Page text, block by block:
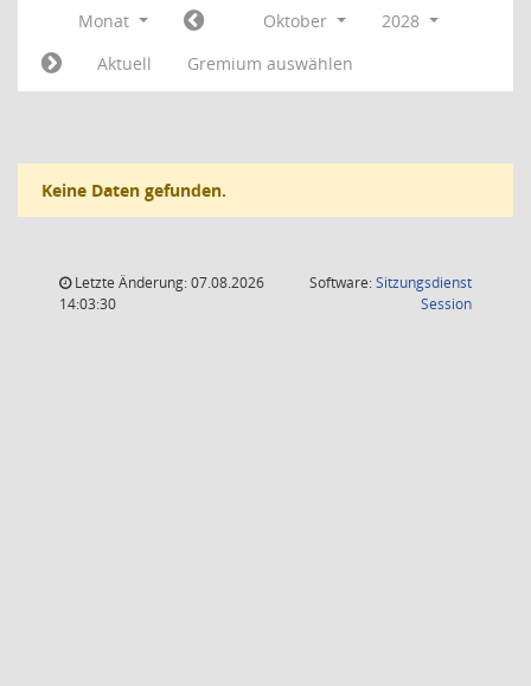
Monat Oktober
2028
Aktuell
Gremium auswählen
Keine Daten gefunden.
Letzte Änderung: 07.08.2026
14:03:30
Software:Sitzungsdienst
Session(Wird in